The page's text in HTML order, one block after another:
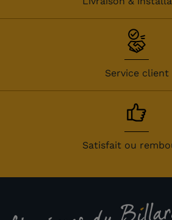
Service client
Satisfait ou